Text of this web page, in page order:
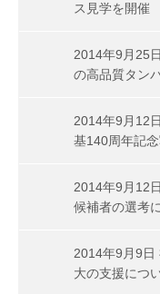
ス見学を開催
2014年9月25
の高品質タン
2014年9月12
基140周年記念
2014年9月12
候補者の選考
2014年9月9日
大の支援につ